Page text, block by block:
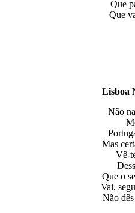
Que
Que
Lisboa
Não
Mas
Vê-
Que o
Vai,
Não